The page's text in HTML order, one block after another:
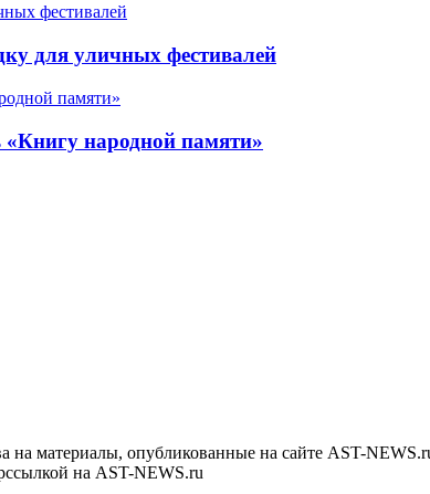
для уличных фестивалей
«Книгу народной памяти»
материалы, опубликованные на сайте AST-
на AST-NEWS.ru